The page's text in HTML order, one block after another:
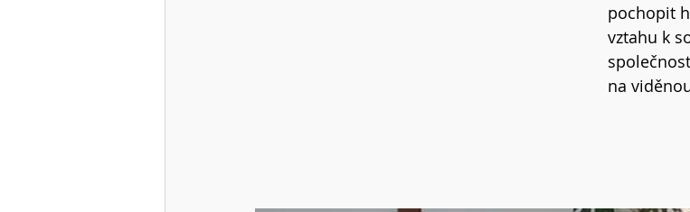
pochopit
vztahu k
na